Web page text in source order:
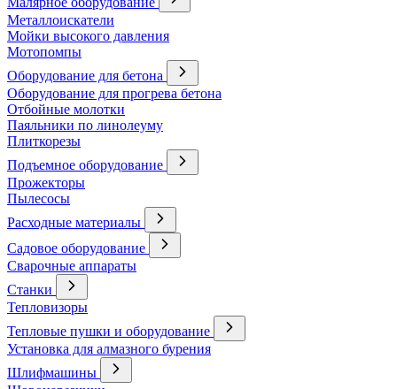
Металлоискатели
Мойки высокого давления
Мотопомпы
Оборудование для бетона
Оборудование для прогрева бетона
Отбойные молотки
Паяльники по линолеуму
Плиткорезы
Подъемное оборудование
Прожекторы
Пылесосы
Расходные материалы
Садовое оборудование
Сварочные аппараты
Станки
Тепловизоры
Тепловые пушки и оборудование
Установка для алмазного бурения
Шлифмашины